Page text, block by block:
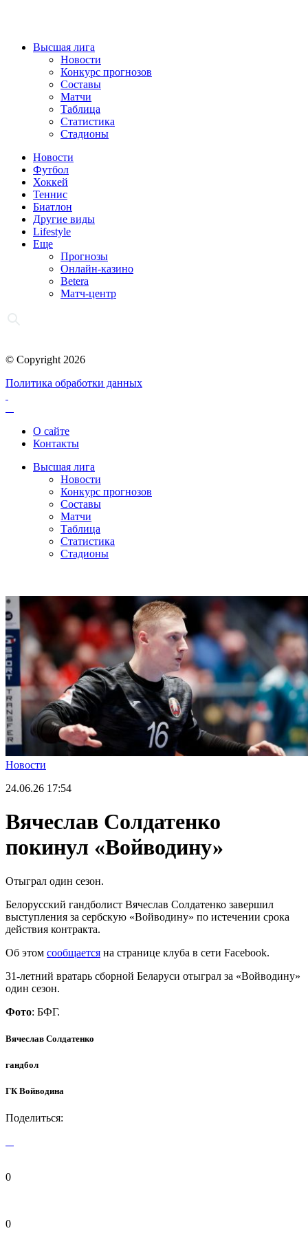
Высшая лига
Новости
Конкурс прогнозов
Составы
Матчи
Таблица
Статистика
Стадионы
Новости
Футбол
Хоккей
Теннис
Биатлон
Другие виды
Lifestyle
Еще
Прогнозы
Онлайн-казино
Betera
Матч-центр
© Copyright 2026
Политика обработки данных
О сайте
Контакты
Высшая лига
Новости
Конкурс прогнозов
Составы
Матчи
Таблица
Статистика
Стадионы
Новости
24.06.26 17:54
Вячеслав Солдатенко
покинул «Войводину»
Отыграл один сезон.
Белорусский гандболист Вячеслав Солдатенко завершил
выступления за сербскую «Войводину» по истечении срока
действия контракта.
Об этом сообщается на странице клуба в сети Facebook.
31-летний вратарь сборной Беларуси отыграл за «Войводину»
один сезон.
Фото: БФГ.
Вячеслав Солдатенко
гандбол
ГК Войводина
Поделиться:
0
0